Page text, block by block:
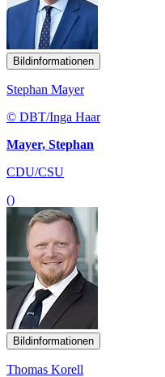
Bildinformationen
Stephan Mayer
© DBT/Inga Haar
Mayer, Stephan
CDU/CSU
()
Bildinformationen
Thomas Korell